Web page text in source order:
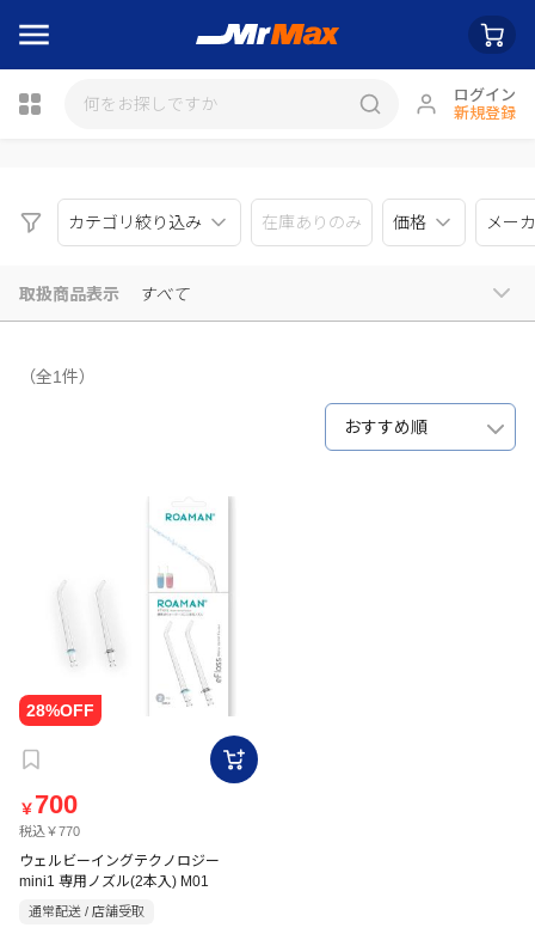
ログイン
新規登録
カテゴリ絞り込み 在庫ありのみ 価格 メー
取扱商品表示 すべて
（全1件）
おすすめ順
￥ 700
税込￥770
ウェルビーイングテクノロジー
mini1 専用ノズル(2本入) M01
通常配送 / 店舗受取